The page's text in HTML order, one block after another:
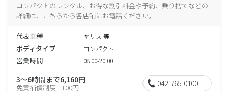
コンパクトのレンタル、お得な割引料金や予約、乗り捨てなどの
詳細は、こちらから各店舗にお電話ください。
代表車種 ヤリス 等
ボディタイプ コンパクト
営業時間 08:00-20:00
3～6時間まで6,160円
免責補償制度1,100円 042-765-0100